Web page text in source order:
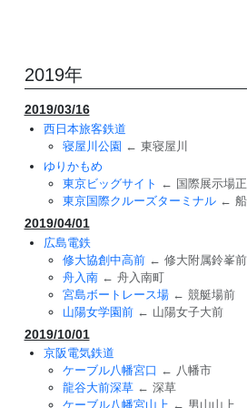
2019年
2019/03/16
西日本旅客鉄道
寝屋川公園 ← 東寝屋川
ゆりかもめ
東京ビッグサイト ← 国際展示場
東京国際クルーズターミナル ← 船
2019/04/01
広島電鉄
修大協創中高前 ← 修大附属鈴峯前
舟入南 ← 舟入南町
宮島ボートレース場 ← 競艇場前
山陽女学園前 ← 山陽女子大前
2019/10/01
京阪電気鉄道
ケーブル八幡宮口 ← 八幡市
龍谷大前深草 ← 深草
ケーブル八幡宮山上 ← 男山山上